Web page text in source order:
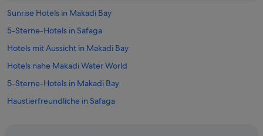
Sunrise Hotels in Makadi Bay
5-Sterne-Hotels in Safaga
Hotels mit Aussicht in Makadi Bay
Hotels nahe Makadi Water World
5-Sterne-Hotels in Makadi Bay
Haustierfreundliche in Safaga